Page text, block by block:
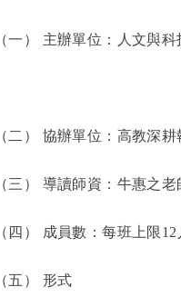
（一） 主辦單位：人文與
（二） 協辦單位：高教深耕
（三） 導讀師資：牛惠之
（四） 成員數：每班上限12
（五） 形式